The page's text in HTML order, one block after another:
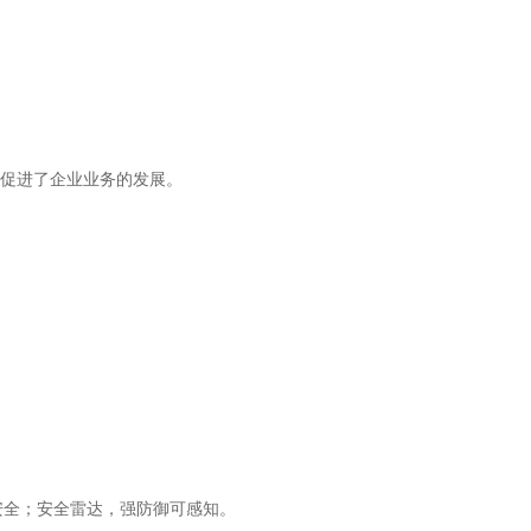
进了企业业务的发展。
；安全雷达，强防御可感知。